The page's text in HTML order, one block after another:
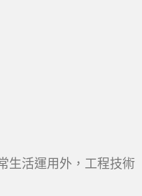
生活運用外，工程技術